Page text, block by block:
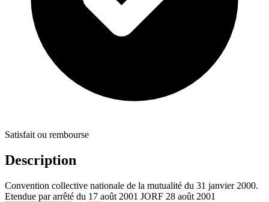
Satisfait ou rembourse
Description
Convention collective nationale de la mutualité du 31 janvier 2000.
Etendue par arrêté du 17 août 2001 JORF 28 août 2001